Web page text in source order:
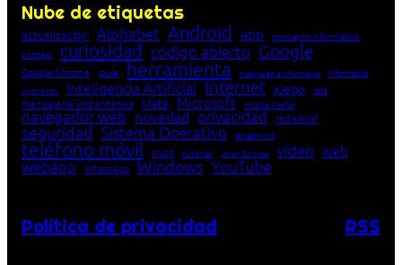
Nube de etiquetas
actualización Alphabet Android app concepto informático
consejo
curiosidad código abierto Google
Google Chrome guía herramienta historia de la Informática Informática
innovación Inteligencia Artificial Internet juego lista
mensajería instantánea Meta Microsoft Mozilla Firefox
navegador web novedad privacidad red social
seguridad Sistema Operativo streaming
teléfono móvil truco tutorial Unión Europea vídeo web
webapp WhatsApp Windows YouTube
Política de privacidad RSS